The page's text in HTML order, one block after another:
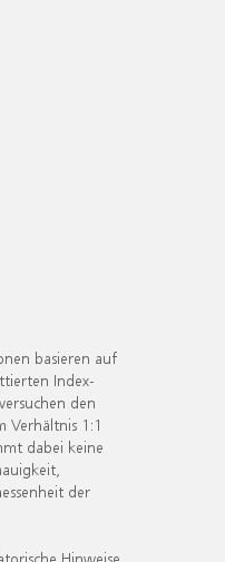
basieren auf
Index-
den
Verhältnis 1:1
dabei keine
der